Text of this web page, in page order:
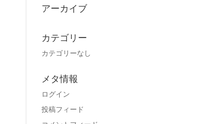
アーカイブ
カテゴリー
カテゴリーなし
メタ情報
ログイン
投稿フィード